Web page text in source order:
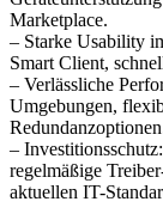
Marketplace.
– Starke Usability
Smart Client,
– Verlässliche
Umgebungen,
–
regelmäßige
aktuellen IT-